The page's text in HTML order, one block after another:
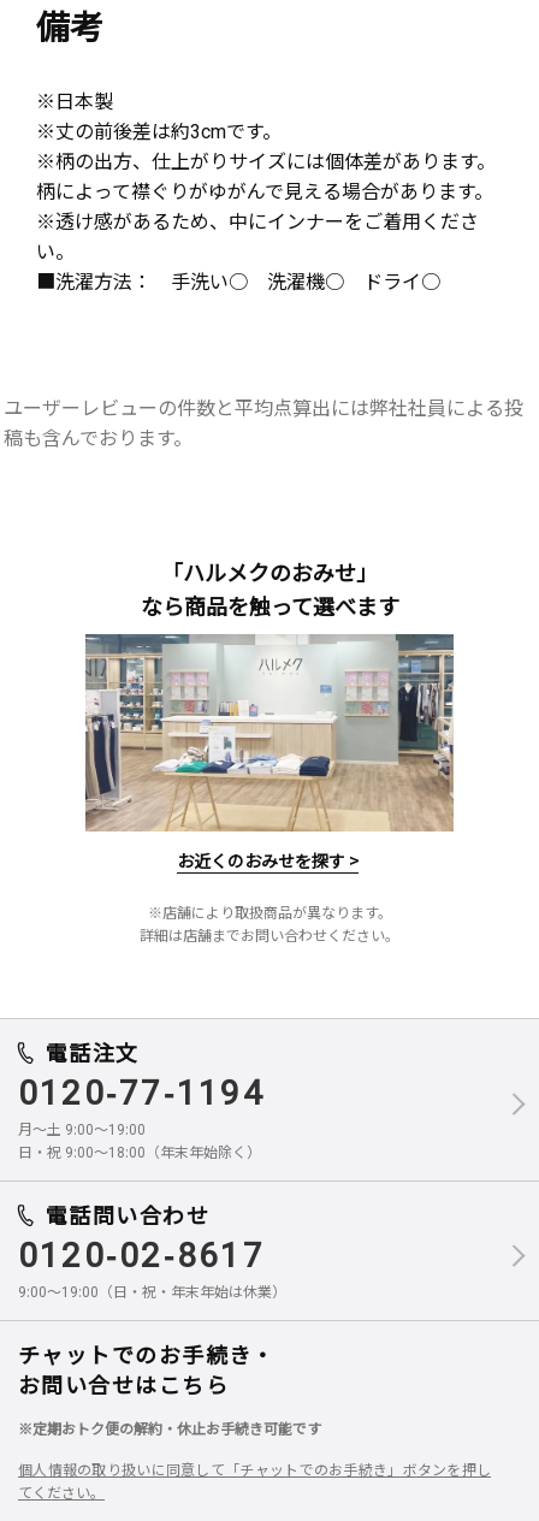
備考
※日本製
※丈の前後差は約3cmです。
※柄の出方、仕上がりサイズには個体差があります。
柄によって襟ぐりがゆがんで見える場合があります。
※透け感があるため、中にインナーをご着用くださ
い。
■洗濯方法： 手洗い○ 洗濯機○ ドライ○
ユーザーレビューの件数と平均点算出には弊社社員による投
稿も含んでおります。
「ハルメクのおみせ」
なら商品を触って選べます
お近くのおみせを探す >
※店舗により取扱商品が異なります。
詳細は店舗までお問い合わせください。
電話注文
0120-77-1194
月～土 9:00～19:00
日・祝 9:00～18:00（年末年始除く）
電話問い合わせ
0120-02-8617
9:00～19:00（日・祝・年末年始は休業）
チャットでのお手続き・
お問い合せはこちら
※定期おトク便の解約・休止お手続き可能です
個人情報の取り扱いに同意して「チャットでのお手続き」ボタンを押し
てください。